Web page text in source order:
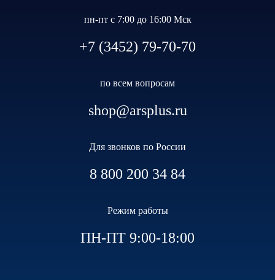
пн-пт с 7:00 до 16:00 Мск
+7 (3452) 79-70-70
по всем вопросам
shop@arsplus.ru
Для звонков по России
8 800 200 34 84
Режим работы
ПН-ПТ 9:00-18:00